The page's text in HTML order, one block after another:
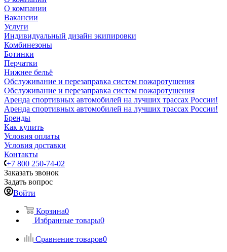
О компании
Вакансии
Услуги
Индивидуальный дизайн экипировки
Комбинезоны
Ботинки
Перчатки
Нижнее бельё
Обслуживание и перезаправка систем пожаротушения
Обслуживание и перезаправка систем пожаротушения
Аренда спортивных автомобилей на лучших трассах России!
Аренда спортивных автомобилей на лучших трассах России!
Бренды
Как купить
Условия оплаты
Условия доставки
Контакты
+7 800 250-74-02
Заказать звонок
Задать вопрос
Войти
Корзина0
Избранные товары0
Сравнение товаров0